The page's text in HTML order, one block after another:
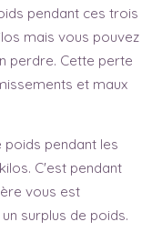
pendant ces trois
mais vous pouvez
perdre. Cette perte
et maux
poids pendant les
C'est pendant
vous est
surplus de poids.